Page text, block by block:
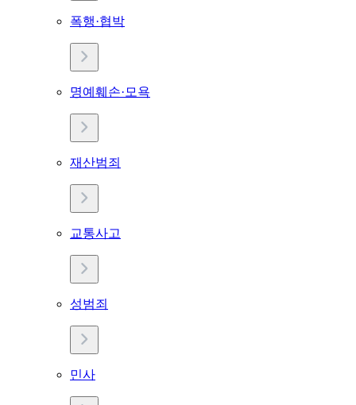
폭행·협박
명예훼손·모욕
재산범죄
교통사고
성범죄
민사